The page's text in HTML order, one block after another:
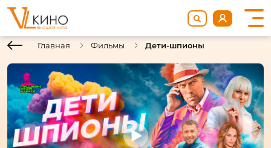
Главная Фильмы Дети-шпионы